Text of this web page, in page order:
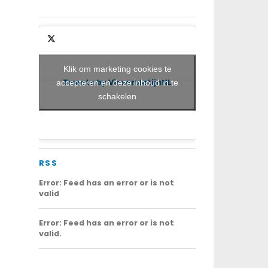
Tweets by VisserslatijnNL
Klik om marketing cookies te
accepteren en deze inhoud in te
schakelen
RSS
Error: Feed has an error or is not
valid
Error: Feed has an error or is not
valid.